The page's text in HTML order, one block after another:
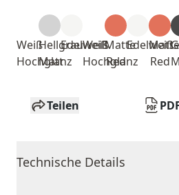
Weiß
Hochglanz
Hellgrau
Matt
Edelweiß
Weiß
Hochglanz
Matte
Red
Edelweiß
Matte
Red
Teilen
Technische Details